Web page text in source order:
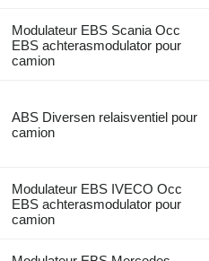
Modulateur EBS Scania Occ
EBS achterasmodulator pour
camion
ABS Diversen relaisventiel pour
camion
Modulateur EBS IVECO Occ
EBS achterasmodulator pour
camion